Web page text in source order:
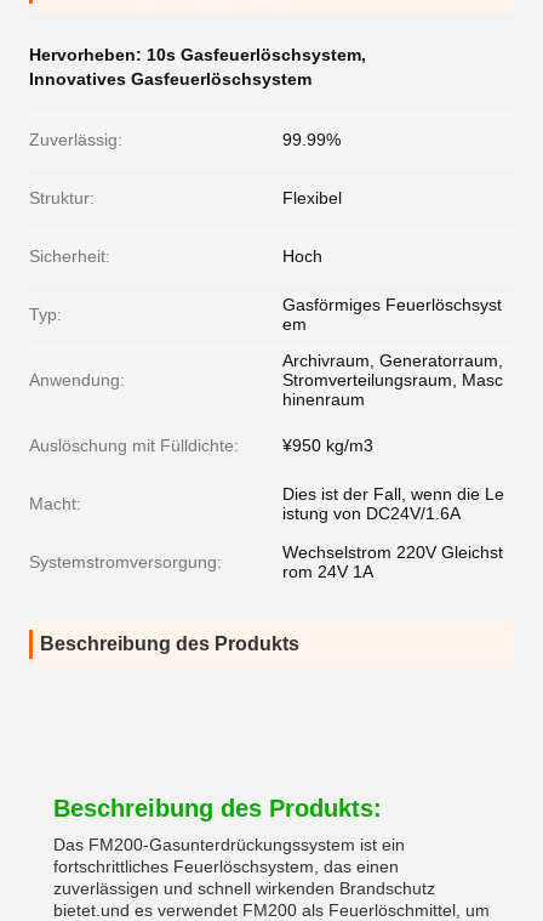
Hervorheben: 10s Gasfeuerlöschsystem,
Innovatives Gasfeuerlöschsystem
Zuverlässig: 99.99%
Struktur: Flexibel
Sicherheit: Hoch
Typ:
Gasförmiges Feuerlöschsyst
em
Anwendung:
Archivraum, Generatorraum,
Stromverteilungsraum, Masc
hinenraum
Auslöschung mit Fülldichte: ¥950 kg/m3
Macht:
Dies ist der Fall, wenn die Le
istung von DC24V/1.6A
Systemstromversorgung:
Wechselstrom 220V Gleichst
rom 24V 1A
Beschreibung des Produkts
Beschreibung des Produkts:
Das FM200-Gasunterdrückungssystem ist ein
fortschrittliches Feuerlöschsystem, das einen
zuverlässigen und schnell wirkenden Brandschutz
bietet.und es verwendet FM200 als Feuerlöschmittel, um